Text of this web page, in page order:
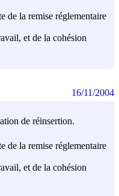
de la remise réglementaire
et de la cohésion
de réinsertion.
de la remise réglementaire
et de la cohésion
16/11/2004